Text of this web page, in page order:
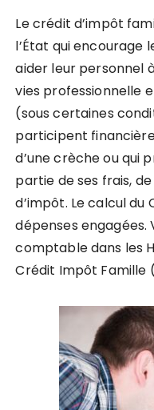
Lecrédit d’impôt
l’État qui encourage
aider leur personnel
vies professionnelle
(sous certaines
participent
d’une crèche ou qui
partie de ses frais,
d’impôt. Le calcul du
dépenses engagées.
comptable dans les
Crédit Impôt Famille